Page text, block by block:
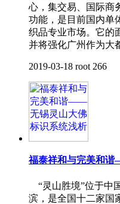
心，集交易、国际商
功能，是目前国内单
织品专业市场。它的
并将强化广州作为大
2019-03-18 root 266
福泰祥和与完美和
“灵山胜境”位于中
滨，是全国十二家国